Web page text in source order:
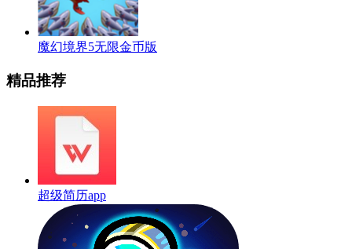
魔幻境界5无限金币版
精品推荐
超级简历app